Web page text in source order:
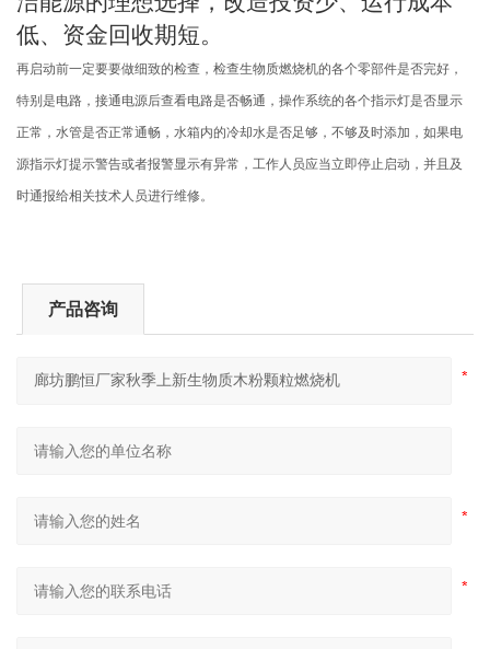
低、资金回收期短。
再启动前一定要要做细致的检查，检查生物质燃烧机的各个零部件是否完好，
特别是电路，接通电源后查看电路是否畅通，操作系统的各个指示灯是否显示
正常，水管是否正常通畅，水箱内的冷却水是否足够，不够及时添加，如果电
源指示灯提示警告或者报警显示有异常，工作人员应当立即停止启动，并且及
时通报给相关技术人员进行维修。
产品咨询